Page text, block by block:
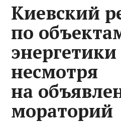
Киевский
по
несмотря
на
мораторий